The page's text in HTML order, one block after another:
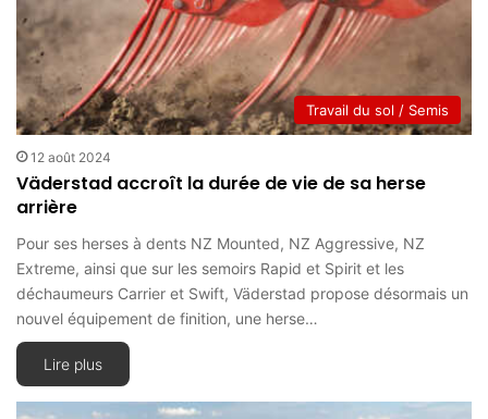
Travail du sol / Semis
12 août 2024
Väderstad accroît la durée de vie de sa herse
arrière
Pour ses herses à dents NZ Mounted, NZ Aggressive, NZ
Extreme, ainsi que sur les semoirs Rapid et Spirit et les
déchaumeurs Carrier et Swift, Väderstad propose désormais un
nouvel équipement de finition, une herse…
Lire plus